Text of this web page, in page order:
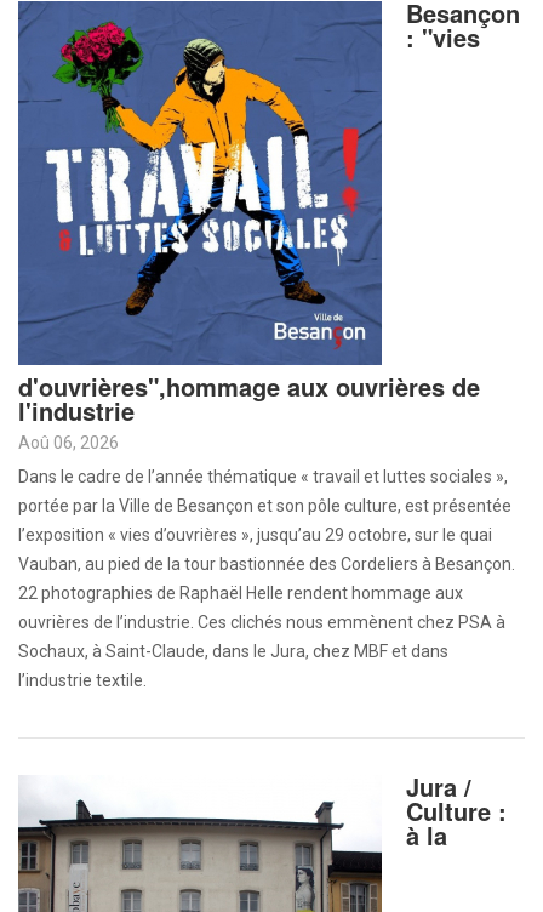
Besançon
: "vies
d'ouvrières",hommage aux ouvrières de
l'industrie
Aoû 06, 2026
Dans le cadre de l’année thématique « travail et luttes sociales »,
portée par la Ville de Besançon et son pôle culture, est présentée
l’exposition « vies d’ouvrières », jusqu’au 29 octobre, sur le quai
Vauban, au pied de la tour bastionnée des Cordeliers à Besançon.
22 photographies de Raphaël Helle rendent hommage aux
ouvrières de l’industrie. Ces clichés nous emmènent chez PSA à
Sochaux, à Saint-Claude, dans le Jura, chez MBF et dans
l’industrie textile.
Jura /
Culture :
à la